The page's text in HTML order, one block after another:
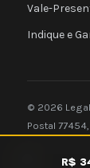
R$
Vale-
Indique e
© 2026
Postal 77454,